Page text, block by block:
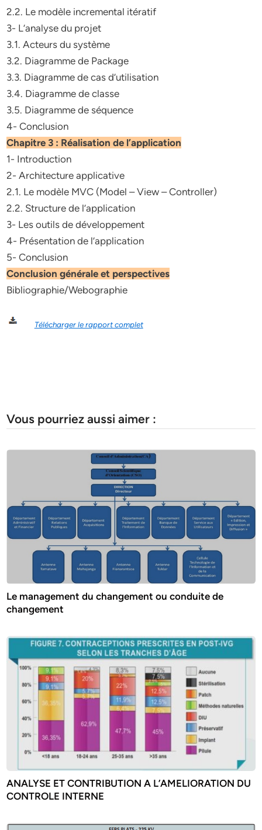
2.2. Le modèle incremental itératif
3- L’analyse du projet
3.1. Acteurs du système
3.2. Diagramme de Package
3.3. Diagramme de cas d’utilisation
3.4. Diagramme de classe
3.5. Diagramme de séquence
4- Conclusion
Chapitre 3 : Réalisation de l’application
1- Introduction
2- Architecture applicative
2.1. Le modèle MVC (Model – View – Controller)
2.2. Structure de l’application
3- Les outils de développement
4- Présentation de l’application
5- Conclusion
Conclusion générale et perspectives
Bibliographie/Webographie
Télécharger le rapport complet
Vous pourriez aussi aimer :
Le management du changement ou conduite de
changement
ANALYSE ET CONTRIBUTION A L’AMELIORATION DU
CONTROLE INTERNE